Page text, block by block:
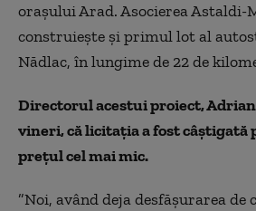
oraşului Arad. Asocierea Astaldi-
construieşte şi primul lot al
Nădlac, în lungime de 22 de
Directorul acestui proiect,
vineri, că licitaţia a fost câştigată
preţul cel mai mic.
”Noi, având deja desfăşurarea